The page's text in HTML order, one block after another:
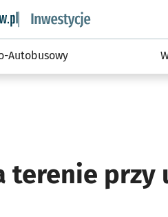
wroclaw.pl podserwis:
Autobusowy
terenie przy